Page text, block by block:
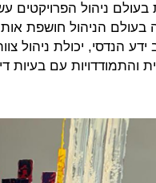
בעולם ניהול הפרויקטים
בעולם הניהול חושפת
הנדסי, יכולת ניהול
והתמודדויות עם בעיות